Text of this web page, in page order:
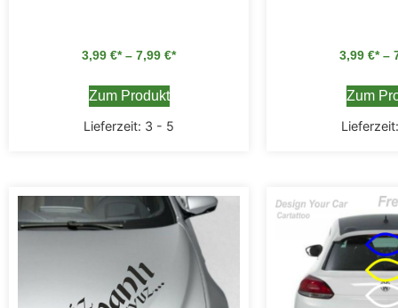
3,99 € – 7,99 €
Zum Produkt
Lieferzeit: 3 - 5
3,99 € –
Zum